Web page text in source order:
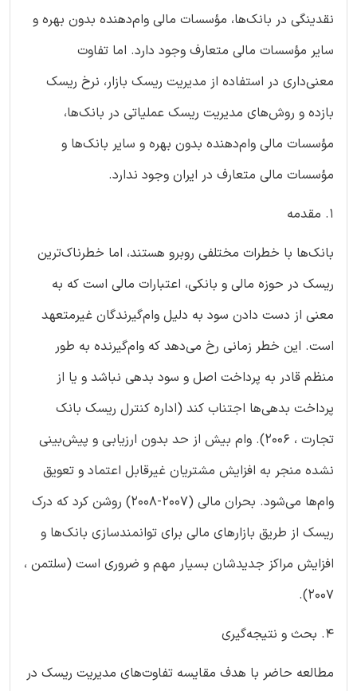
نقدینگی در بانک‌ها، مؤسسات مالی وام‌دهنده بدون بهره و
سایر مؤسسات مالی متعارف وجود دارد. اما تفاوت
معنی‌داری در استفاده از مدیریت ریسک بازار، نرخ ریسک
بازده و روش‌های مدیریت ریسک عملیاتی در بانک‌ها،
مؤسسات مالی وام‌دهنده بدون بهره و سایر بانک‌ها و
مؤسسات مالی متعارف در ایران وجود ندارد.
1. مقدمه
بانک‌ها با خطرات مختلفی روبرو هستند، اما خطرناک‌ترین
ریسک در حوزه مالی و بانکی، اعتبارات مالی است که به
معنی از دست دادن سود به دلیل وام‌گیرندگان غیرمتعهد
است. این خطر زمانی رخ می‌دهد که وام‌گیرنده به طور
منظم قادر به پرداخت اصل و سود بدهی نباشد و یا از
پرداخت بدهی‌ها اجتناب کند (اداره کنترل ریسک بانک
تجارت ، 2006). وام بیش از حد بدون ارزیابی و پیش‌بینی
نشده منجر به افزایش مشتریان غیرقابل اعتماد و تعویق
وام‌ها می‌شود. بحران مالی (2007-2008) روشن کرد که درک
ریسک از طریق بازارهای مالی برای توانمندسازی بانک‌ها و
افزایش مراکز جدیدشان بسیار مهم و ضروری است (سلتمن ،
2007).
4. بحث و نتیجه‌گیری
مطالعه حاضر با هدف مقایسه تفاوت‌های مدیریت ریسک در